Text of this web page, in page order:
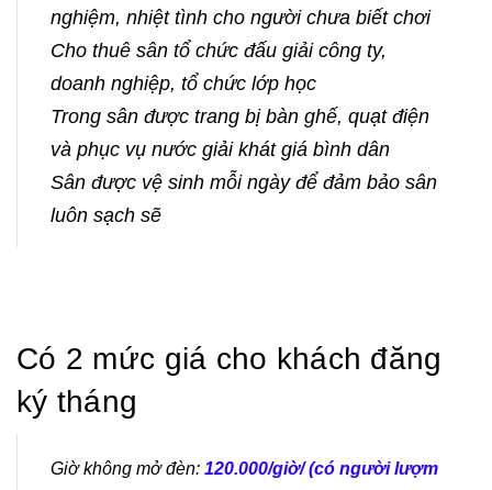
nghiệm, nhiệt tình cho người chưa biết chơi
Cho thuê sân tổ chức đấu giải công ty,
doanh nghiệp, tổ chức lớp học
Trong sân được trang bị bàn ghế, quạt điện
và phục vụ nước giải khát giá bình dân
Sân được vệ sinh mỗi ngày để đảm bảo sân
luôn sạch sẽ
Có 2 mức giá cho khách đăng
ký tháng
Giờ không mở đèn: 120.000/giờ/ (có người lượm